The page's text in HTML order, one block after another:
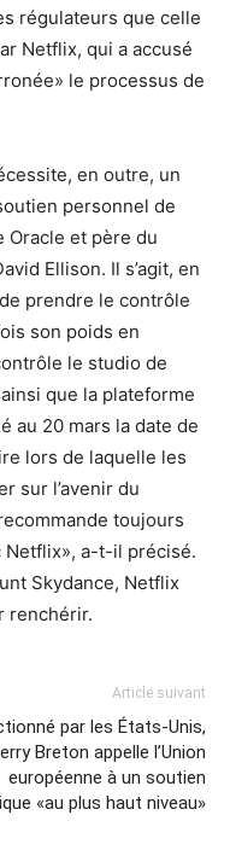
régulateurs que celle
Netflix, qui a accusé
le processus de
en outre, un
personnel de
Oracle et père du
Ellison. Il s’agit, en
prendre le contrôle
son poids en
le studio de
que la plateforme
au 20 mars la date de
lors de laquelle les
sur l’avenir du
toujours
Netflix», a-t-il précisé.
Skydance, Netflix
renchérir.
Article suivant
par les États-Unis,
Breton appelle l’Union
européenne à un soutien
«au plus haut niveau»